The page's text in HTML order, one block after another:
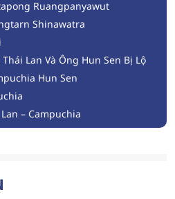
Ruangpanyawut
Shinawatra
Lan Và Ông Hun Sen Bị Lộ
Hun Sen
– Campuchia